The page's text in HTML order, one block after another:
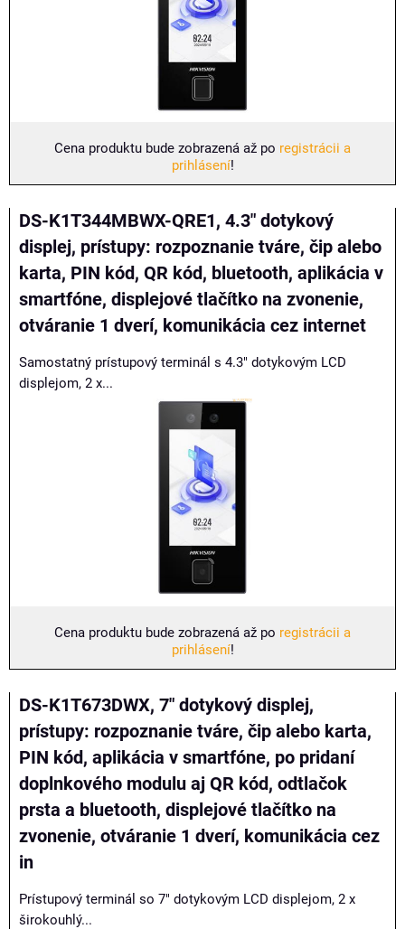
Cena produktu bude zobrazená až po registrácii a
prihlásení!
DS-K1T344MBWX-QRE1, 4.3" dotykový
displej, prístupy: rozpoznanie tváre, čip alebo
karta, PIN kód, QR kód, bluetooth, aplikácia v
smartfóne, displejové tlačítko na zvonenie,
otváranie 1 dverí, komunikácia cez internet
Samostatný prístupový terminál s 4.3" dotykovým LCD
displejom, 2 x...
Cena produktu bude zobrazená až po registrácii a
prihlásení!
DS-K1T673DWX, 7" dotykový displej,
prístupy: rozpoznanie tváre, čip alebo karta,
PIN kód, aplikácia v smartfóne, po pridaní
doplnkového modulu aj QR kód, odtlačok
prsta a bluetooth, displejové tlačítko na
zvonenie, otváranie 1 dverí, komunikácia cez
in
Prístupový terminál so 7" dotykovým LCD displejom, 2 x
širokouhlý...